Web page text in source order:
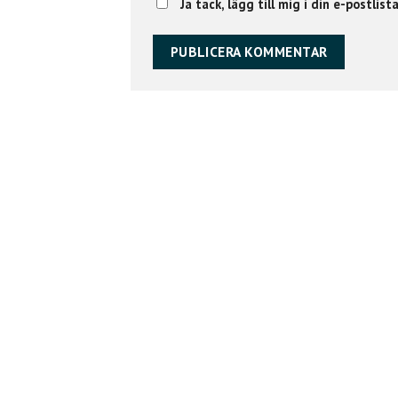
Ja tack, lägg till mig i din e-postlista